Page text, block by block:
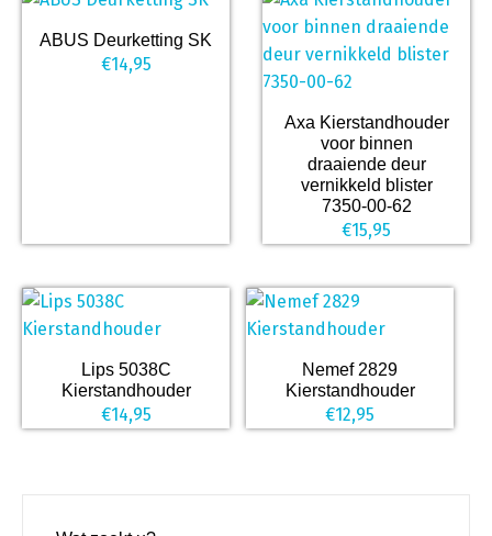
ABUS Deurketting SK
€14,95
Axa Kierstandhouder
voor binnen
draaiende deur
vernikkeld blister
7350-00-62
€15,95
Lips 5038C
Kierstandhouder
€14,95
Nemef 2829
Kierstandhouder
€12,95